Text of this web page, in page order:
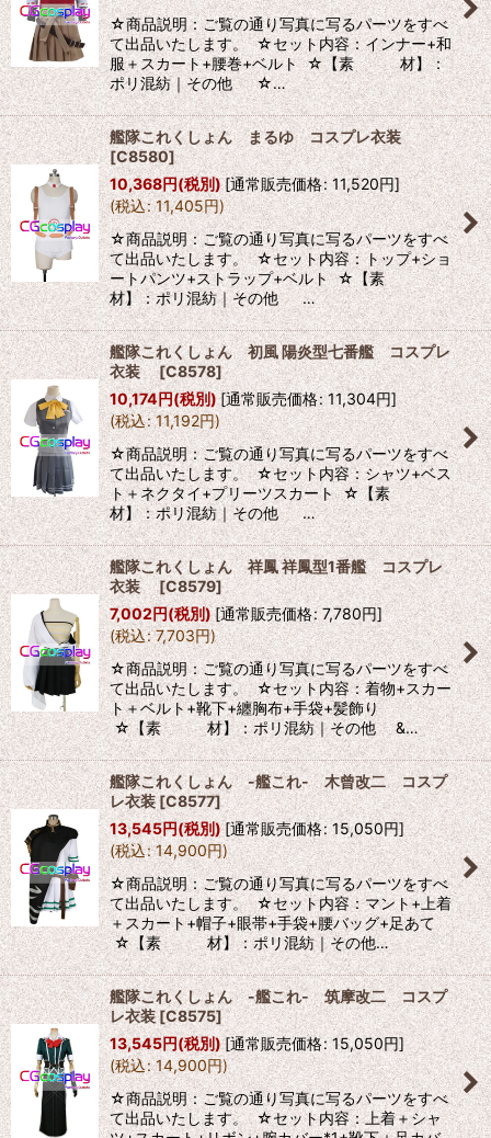
☆商品説明：ご覧の通り写真に写るパーツをすべ
て出品いたします。 ☆セット内容：インナー+和
服＋スカート+腰巻+ベルト ☆【素 材】：
ポリ混紡｜その他 ☆…
艦隊これくしょん まるゆ コスプレ衣装
[C8580]
10,368円(税別)[通常販売価格: 11,520円]
(税込: 11,405円)
☆商品説明：ご覧の通り写真に写るパーツをすべ
て出品いたします。 ☆セット内容：トップ+ショ
ートパンツ+ストラップ+ベルト ☆【素
材】：ポリ混紡｜その他 …
艦隊これくしょん 初風 陽炎型七番艦 コスプレ
衣装 [C8578]
10,174円(税別) [通常販売価格: 11,304円]
(税込: 11,192円)
☆商品説明：ご覧の通り写真に写るパーツをすべ
て出品いたします。 ☆セット内容：シャツ+ベス
ト＋ネクタイ+プリーツスカート ☆【素
材】：ポリ混紡｜その他 …
艦隊これくしょん 祥鳳 祥鳳型1番艦 コスプレ
衣装[C8579]
7,002円(税別)[通常販売価格: 7,780円]
(税込: 7,703円)
☆商品説明：ご覧の通り写真に写るパーツをすべ
て出品いたします。 ☆セット内容：着物+スカー
ト＋ベルト+靴下+纏胸布+手袋+髪飾り
☆【素 材】：ポリ混紡｜その他 &…
艦隊これくしょん -艦これ- 木曾改二 コスプ
レ衣装[C8577]
13,545円(税別) [通常販売価格: 15,050円]
(税込: 14,900円)
☆商品説明：ご覧の通り写真に写るパーツをすべ
て出品いたします。 ☆セット内容：マント+上着
＋スカート+帽子+眼帯+手袋+腰バッグ+足あて
☆【素 材】：ポリ混紡｜その他…
艦隊これくしょん -艦これ- 筑摩改二 コスプ
レ衣装[C8575]
13,545円(税別) [通常販売価格: 15,050円]
(税込: 14,900円)
☆商品説明：ご覧の通り写真に写るパーツをすべ
て出品いたします。 ☆セット内容：上着＋シャ